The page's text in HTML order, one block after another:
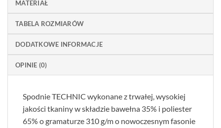
MATERIAŁ
TABELA ROZMIARÓW
DODATKOWE INFORMACJE
OPINIE (0)
Spodnie TECHNIC wykonane z trwałej, wysokiej
jakości tkaniny w składzie bawełna 35% i poliester
65% o gramaturze 310 g/m o nowoczesnym fasonie